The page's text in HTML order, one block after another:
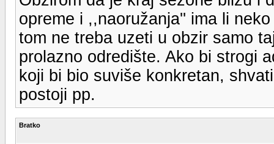
opreme i ,,naoružanja'' ima li
tom ne treba uzeti u obzir samo
prolazno odredište. Ako bi strogi
koji bi bio suviše konkretan,
postoji pp.
Bratko